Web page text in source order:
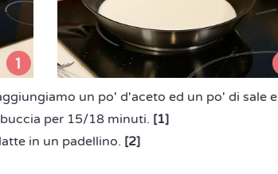
un po' d'aceto ed un po' di sale e
per 15/18 minuti. [1]
in un padellino. [2]